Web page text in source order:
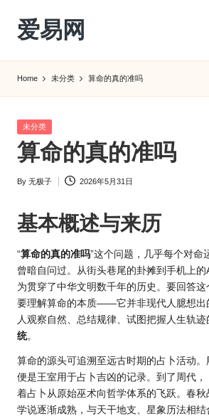
Skip
content
爱易网
转
农
历
历
询
_2ebc.com
Home 未分类 算命的真的准吗
Posted
in
未分类
算命的真的准吗
Posted
By 无极子 2026年5月31日
基本概述与来历
“算命的真的准吗”这个问题，几乎每个对命
曾暗自问过。从街头巷尾的卦摊到手机上
为贯穿了中华文明数千年的历史。要回答
要理解算命的本质——它并非现代人臆想出
人观察自然、总结规律、试图把握人生轨迹
统。
算命的源头可追溯至远古时期的占卜活动。
便是王室用于占卜吉凶的记录。到了周代
着占卜从原始巫术向哲学体系的飞跃。春
学说逐渐成熟，与天干地支、星象历法相